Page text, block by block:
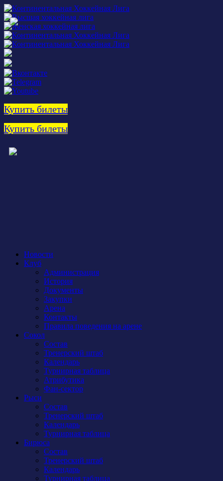
Купить билеты
Купить билеты
Новости
Клуб
Администрация
История
Документы
Закупки
Арена
Контакты
Правила поведения на арене
Сокол
Состав
Тренерский штаб
Календарь
Турнирная таблица
Атрибутика
Фан-сектор
Рыси
Состав
Тренерский штаб
Календарь
Турнирная таблица
Бирюса
Состав
Тренерский штаб
Календарь
Турнирная таблица